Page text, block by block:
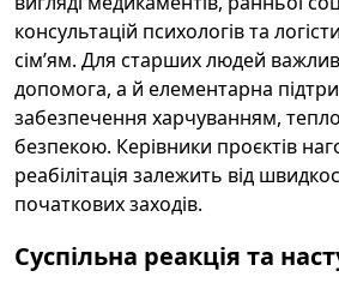
консультацій психологів та
сім’ям. Для старших людей
допомога, а й елементарна
забезпечення харчуванням,
безпекою. Керівники проєктів
реабілітація залежить від
початкових заходів.
Суспільна реакція та